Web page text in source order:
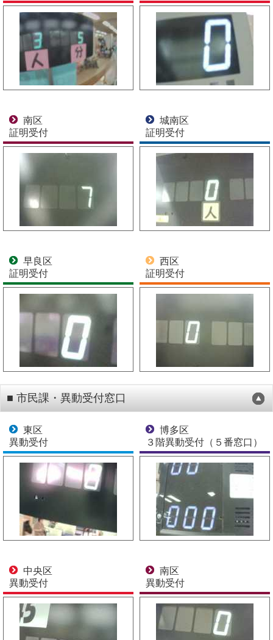
南区
証明受付
城南区
証明受付
早良区
証明受付
西区
証明受付
■ 市民課・異動受付窓口
東区
異動受付
博多区
３階異動受付（５番窓口）
中央区
異動受付
南区
異動受付